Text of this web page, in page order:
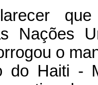
Nações
o
do Haiti -